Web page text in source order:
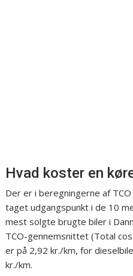
Hvad koster en
Der er i beregningerne af
taget udgangspunkt i de 10
mest solgte brugte biler i
TCO-gennemsnittet (Total
er på 2,92 kr./km, for
kr./km.